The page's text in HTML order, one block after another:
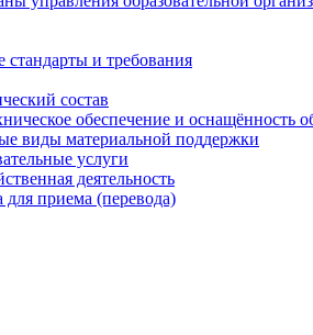
стандарты и требования
состав
обеспечение и оснащённость
виды материальной поддержки
услуги
деятельность
для приема (перевода)